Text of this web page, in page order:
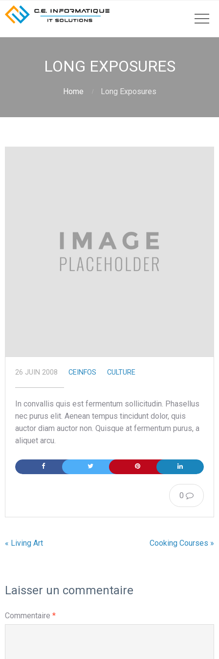
LONG EXPOSURES
Home Long Exposures
26 JUIN 2008 CEINFOS CULTURE
In convallis quis est fermentum sollicitudin. Phasellus
nec purus elit. Aenean tempus tincidunt dolor, quis
auctor diam auctor non. Quisque at fermentum purus, a
aliquet arcu.
0
« Living Art Cooking Courses »
Laisser un commentaire
Commentaire *